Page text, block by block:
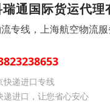
通国际货运代理
专线，上海航空物流
快递进口专线
递进口，让您省心安心